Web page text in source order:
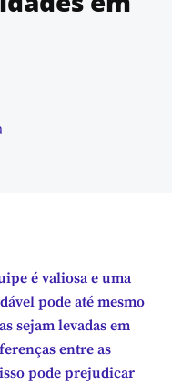
é valiosa e uma
pode até mesmo
sejam levadas em
entre as
pode prejudicar